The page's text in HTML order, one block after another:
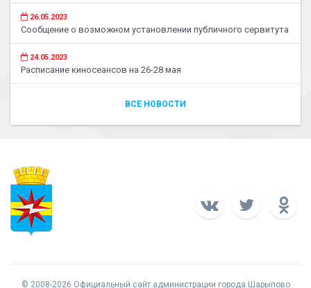
26.05.2023
Сообщение о возможном установлении публичного сервитута
24.05.2023
Расписание киносеансов на 26-28 мая
ВСЕ НОВОСТИ
© 2008-2026 Официальный сайт администрации города Шарыпово